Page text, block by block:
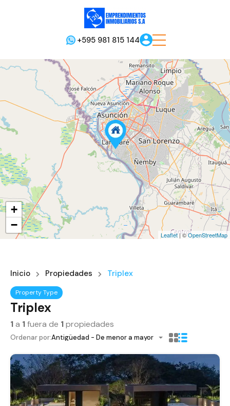
+595 981 815 144
+
−
Leaflet| ©OpenStreetMap
Inicio Propiedades Triplex
Property Type
Triplex
1a 1fuera de 1propiedades
Ordenar por:Antigüedad - De menor a mayor